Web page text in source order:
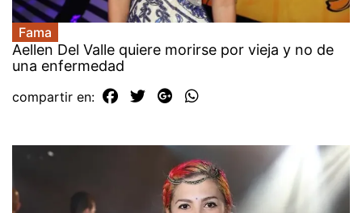
Fama
Aellen Del Valle quiere morirse por vieja y no de
una enfermedad
compartir en: